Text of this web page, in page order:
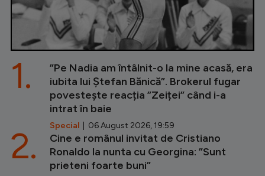
”Pe Nadia am întâlnit-o la mine acasă, era
iubita lui Ștefan Bănică”. Brokerul fugar
povestește reacția ”Zeiței” când i-a
intrat în baie
Special | 06 August 2026, 19:59
1.
Cine e românul invitat de Cristiano
Ronaldo la nunta cu Georgina: ”Sunt
prieteni foarte buni”
2.